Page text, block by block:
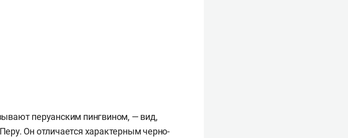
перуанским пингвином, — вид,
Он отличается характерным черно-